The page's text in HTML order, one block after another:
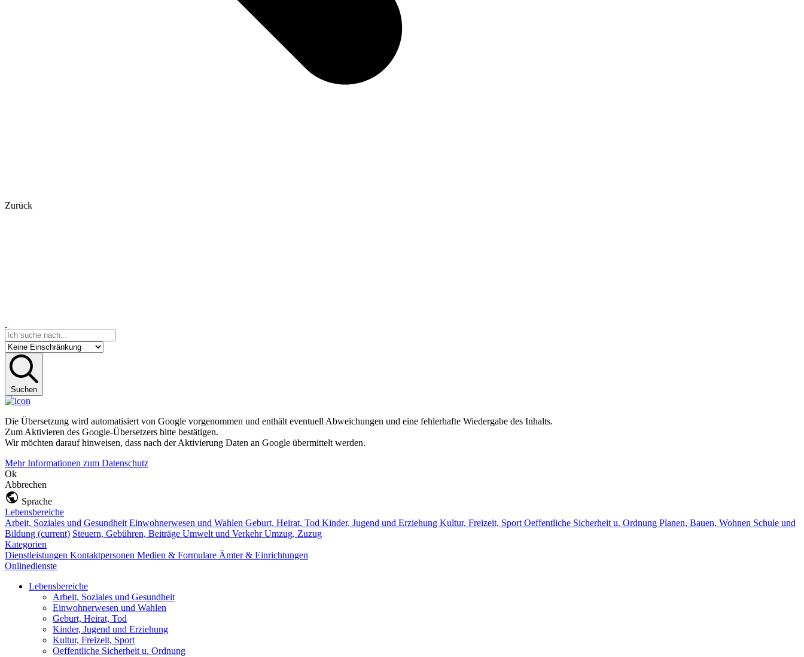
Zurück
Suchen
Die Übersetzung wird automatisiert von Google vorgenommen und enthält eventuell Abweichungen und eine fehlerhafte Wiedergabe des Inhalts.
Zum Aktivieren des Google-Übersetzers bitte bestätigen.
Wir möchten darauf hinweisen, dass nach der Aktivierung Daten an Google übermittelt werden.
Mehr Informationen zum Datenschutz
Ok
Abbrechen
Sprache
Lebensbereiche
Arbeit, Soziales und Gesundheit Einwohnerwesen und Wahlen Geburt, Heirat, Tod Kinder, Jugend und Erziehung Kultur, Freizeit, Sport Oeffentliche Sicherheit u. Ordnung Planen, Bauen, Wohnen Schule und
Bildung (current) Steuern, Gebühren, Beiträge Umwelt und VerkehrUmzug, Zuzug
Kategorien
Dienstleistungen Kontaktpersonen Medien & Formulare Ämter & Einrichtungen
Onlinedienste
Lebensbereiche
Arbeit, Soziales und Gesundheit
Einwohnerwesen und Wahlen
Geburt, Heirat, Tod
Kinder, Jugend und Erziehung
Kultur, Freizeit, Sport
Oeffentliche Sicherheit u. Ordnung